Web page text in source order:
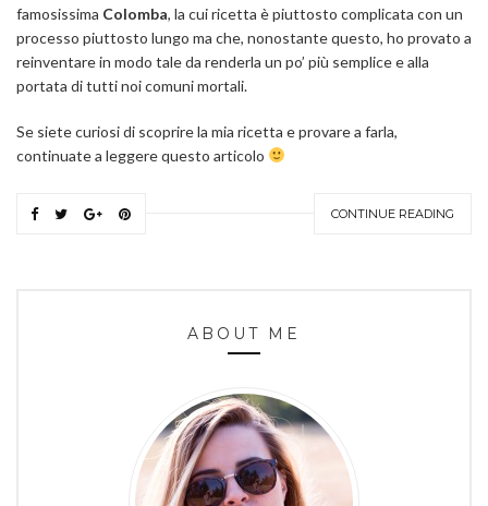
famosissima Colomba, la cui ricetta è piuttosto complicata con un
processo piuttosto lungo ma che, nonostante questo, ho provato a
reinventare in modo tale da renderla un po’ più semplice e alla
portata di tutti noi comuni mortali.
Se siete curiosi di scoprire la mia ricetta e provare a farla,
continuate a leggere questo articolo
CONTINUE READING
ABOUT ME